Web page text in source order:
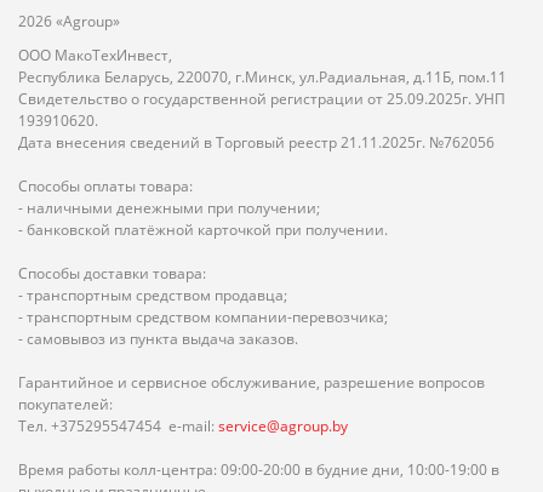
2026 «Agroup»
ООО МакоТехИнвест,
Республика Беларусь, 220070, г.Минск, ул.Радиальная, д.11Б, пом.11
Свидетельство о государственной регистрации от 25.09.2025г. УНП
193910620.
Дата внесения сведений в Торговый реестр 21.11.2025г. №762056
Способы оплаты товара:
- наличными денежными при получении;
- банковской платёжной карточкой при получении.
Способы доставки товара:
- транспортным средством продавца;
- транспортным средством компании-перевозчика;
- самовывоз из пункта выдача заказов.
Гарантийное и сервисное обслуживание, разрешение вопросов
покупателей:
Тел. +375295547454 e-mail: service@agroup.by
Время работы колл-центра: 09:00-20:00 в будние дни, 10:00-19:00 в